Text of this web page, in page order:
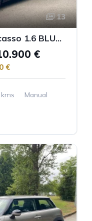
13
CITROEN C4 Picasso 1.6 BLUEHDI FEEL
€
€
Manual